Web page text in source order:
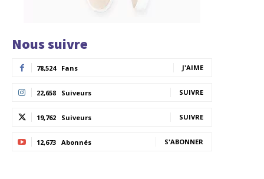
Nous suivre
78,524 Fans J'AIME
22,658 Suiveurs SUIVRE
19,762 Suiveurs SUIVRE
12,673 Abonnés S'ABONNER